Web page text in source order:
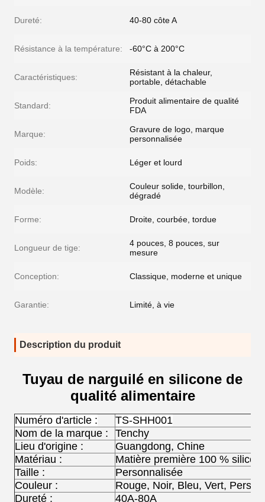
Dureté: 40-80 côte A
Résistance à la température: -60°C à 200°C
Caractéristiques:
Résistant à la chaleur,
portable, détachable
Standard:
Produit alimentaire de qualité
FDA
Marque:
Gravure de logo, marque
personnalisée
Poids: Léger et lourd
Modèle:
Couleur solide, tourbillon,
dégradé
Forme: Droite, courbée, tordue
Longueur de tige:
4 pouces, 8 pouces, sur
mesure
Conception: Classique, moderne et unique
Garantie: Limité, à vie
Description du produit
Tuyau de narguilé en silicone de
qualité alimentaire
Numéro d'article :
TS-SHH001
Nom de la marque :
Tenchy
Lieu d'origine :
Guangdong, Chine
Matériau :
Matière première 100 %
Taille :
Personnalisée
Couleur :
Rouge, Noir, Bleu, Vert,
Dureté :
40A-80A